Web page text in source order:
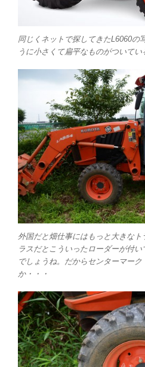
同じくネットで探してきたL6060の
うに小さくて扁平なものがついてい
外国だと畑仕事にはもっと大きな
ラスだとこういったローダーが付
でしょうね。だからセンターマー
か・・・